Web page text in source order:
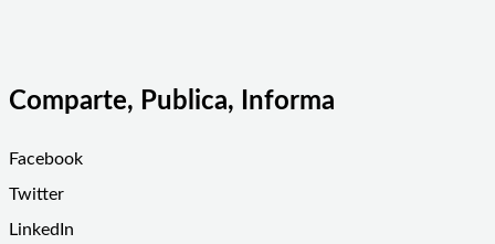
Comparte, Publica, Informa
Facebook
Twitter
LinkedIn